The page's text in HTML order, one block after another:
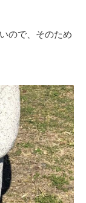
ので、そのため